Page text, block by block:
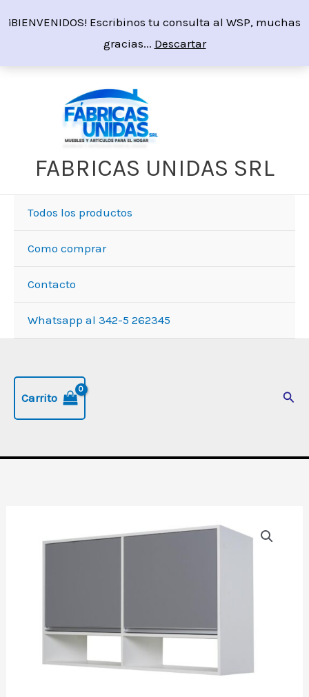
¡BIENVENIDOS! Escribinos tu consulta al WSP, muchas
gracias... Descartar
FABRICAS UNIDAS SRL
Todos los productos
Como comprar
Contacto
Whatsapp al 342-5 262345
Carrito
"Sorrento",
blanco